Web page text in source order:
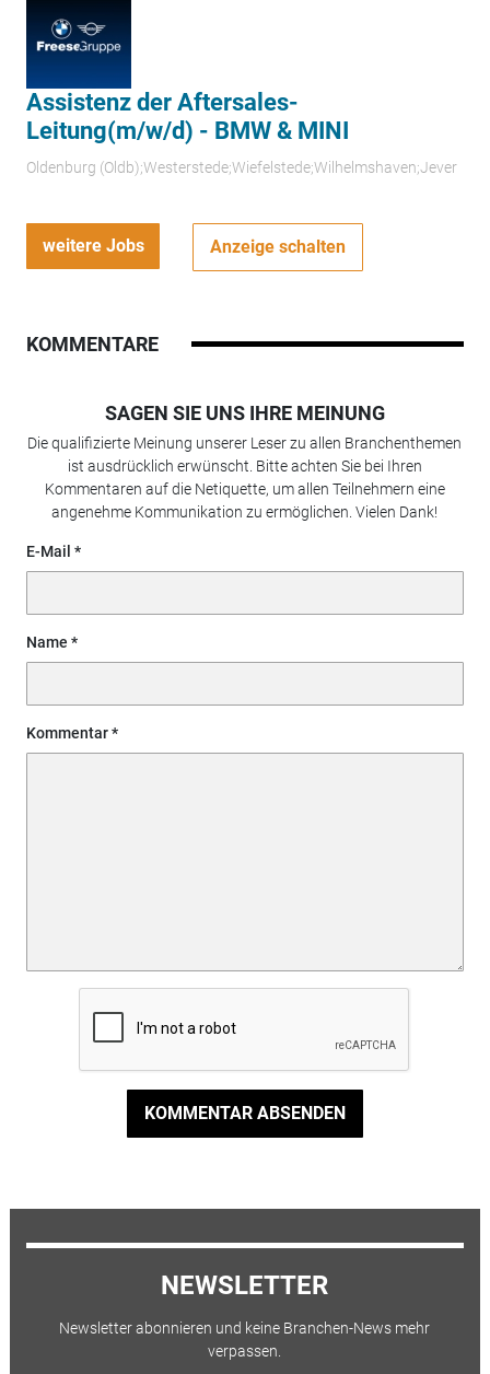
Assistenz der Aftersales-
Leitung(m/w/d) - BMW & MINI
Oldenburg (Oldb);Westerstede;Wiefelstede;Wilhelmshaven;Jever
weitere Jobs Anzeige schalten
KOMMENTARE
SAGEN SIE UNS IHRE MEINUNG
Die qualifizierte Meinung unserer Leser zu allen Branchenthemen
ist ausdrücklich erwünscht. Bitte achten Sie bei Ihren
Kommentaren auf die Netiquette, um allen Teilnehmern eine
angenehme Kommunikation zu ermöglichen. Vielen Dank!
E-Mail
Name
Kommentar
KOMMENTAR ABSENDEN
NEWSLETTER
Newsletter abonnieren und keine Branchen-News mehr
verpassen.